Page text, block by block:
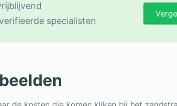
specialisten